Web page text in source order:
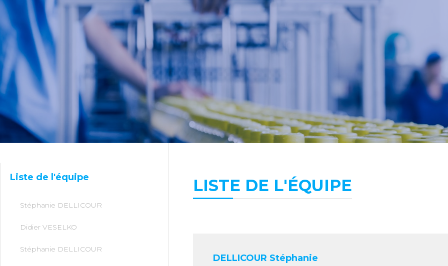
Liste de l'équipe
Stéphanie DELLICOUR
Didier VESELKO
Stéphanie DELLICOUR
LISTE DE L'ÉQUIPE
DELLICOUR Stéphanie